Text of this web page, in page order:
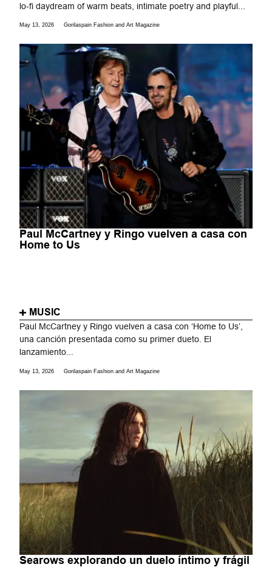
lo-fi daydream of warm beats, intimate poetry and playful...
May 13, 2026 Gorilaspain Fashion and Art Magazine
Paul McCartney y Ringo vuelven a casa con
Home to Us
MUSIC
Paul McCartney y Ringo vuelven a casa con ‘Home to Us’,
una canción presentada como su primer dueto. El
lanzamiento...
May 13, 2026 Gorilaspain Fashion and Art Magazine
Searows explorando un duelo íntimo y frágil